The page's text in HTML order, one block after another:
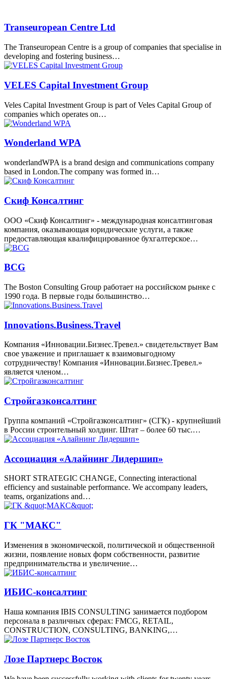
Transeuropean Centre Ltd
The Transeuropean Centre is a group of companies that specialise in
developing and fostering business…
VELES Capital Investment Group
Veles Capital Investment Group is part of Veles Capital Group of
companies which operates on…
Wonderland WPA
wonderlandWPA is a brand design and communications company
based in London.The company was formed in…
Скиф Консалтинг
ООО «Скиф Консалтинг» - международная консалтинговая
компания, оказывающая юридические услуги, а также
предоставляющая квалифицированное бухгалтерское…
BCG
The Boston Consulting Group работает на российском рынке с
1990 года. В первые годы большинство…
Innovations.Business.Travel
Компания «Инновации.Бизнес.Тревел.» свидетельствует Вам
свое уважение и приглашает к взаимовыгодному
сотрудничеству! Компания «Инновации.Бизнес.Тревел.»
является членом…
Стройгазконсалтинг
Группа компаний «Стройгазконсалтинг» (СГК) - крупнейший
в России строительный холдинг. Штат – более 60 тыс.…
Ассоциация «Алайнинг Лидершип»
SHORT STRATEGIC CHANGE, Connecting interactional
efficiency and sustainable performance. We accompany leaders,
teams, organizations and…
ГК "МАКС"
Изменения в экономической, политической и общественной
жизни, появление новых форм собственности, развитие
предпринимательства и увеличение…
ИБИС-консалтинг
Наша компания IBIS CONSULTING занимается подбором
персонала в различных сферах: FMCG, RETAIL,
CONSTRUCTION, CONSULTING, BANKING,…
Лозe Партнерс Восток